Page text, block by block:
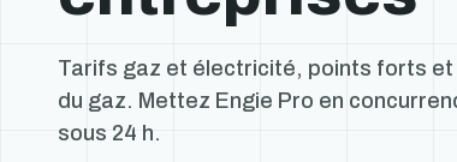
Tarifs gaz et électricité, points forts et
du gaz. Mettez Engie Pro en
sous 24 h.